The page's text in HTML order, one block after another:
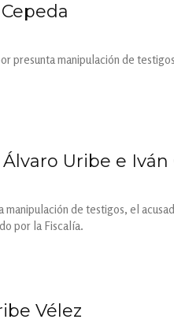
presunta manipulación de
Uribe e Iván
de testigos, el
por la Fiscalía.
Vélez